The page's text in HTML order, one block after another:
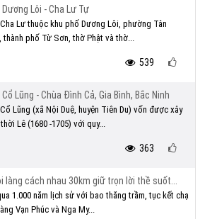
Dương Lôi - Cha Lư Tự
Lư thuộc khu phố Dương Lôi, phường Tân
thành phố Từ Sơn, thờ Phật và thờ...
539
Lũng - Chùa Đình Cả, Gia Bình, Bắc Ninh
Lũng (xã Nội Duệ, huyện Tiên Du) vốn được xây
Lê (1680 -1705) với quy...
363
làng cách nhau 30km giữ trọn lời thề suốt...
1.000 năm lịch sử với bao thăng trầm, tục kết chạ
Vạn Phúc và Nga My...